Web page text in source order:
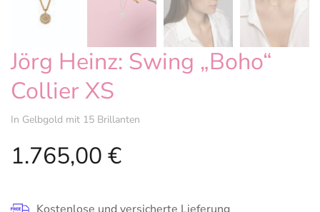
Jörg Heinz: Swing „Boho“
Collier XS
In Gelbgold mit 15 Brillanten
1.765,00 €